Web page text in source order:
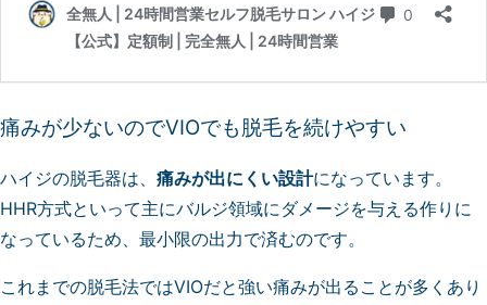
痛みが少ないのでVIOでも脱毛を続けやすい
ハイジの脱毛器は、 痛みが出にくい設計になっています。
HHR方式といって主にバルジ領域にダメージを与える作りに
なっているため、最小限の出力で済むのです。
これまでの脱毛法ではVIOだと強い痛みが出ることが多くあり